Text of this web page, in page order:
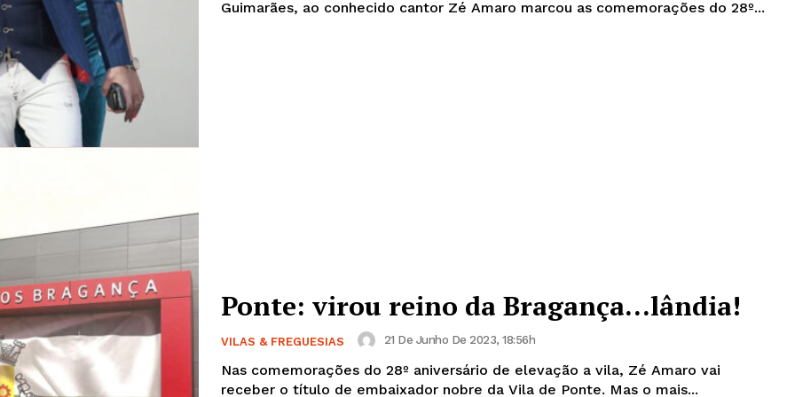
Guimarães, ao conhecido cantor Zé Amaro marcou as comemorações do 28º...
Ponte: virou reino da Bragança…lândia!
VILAS & FREGUESIAS 21 De Junho De 2023, 18:56h
Nas comemorações do 28º aniversário de elevação a vila, Zé Amaro vai
receber o título de embaixador nobre da Vila de Ponte. Mas o mais...